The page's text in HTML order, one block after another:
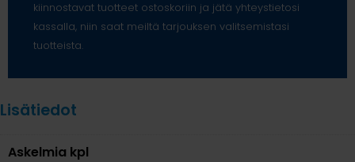
kiinnostavat tuotteet ostoskoriin ja jätä yhteystietosi
kassalla, niin saat meiltä tarjouksen valitsemistasi
tuotteista.
Lisätiedot
Askelmia kpl